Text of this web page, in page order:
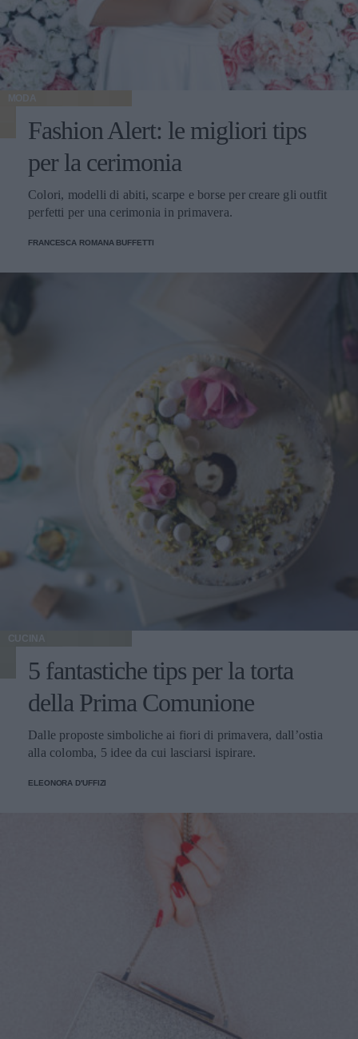
MODA
Fashion Alert: le migliori tips
per la cerimonia
Colori, modelli di abiti, scarpe e borse per creare gli outfit
perfetti per una cerimonia in primavera.
FRANCESCA ROMANA BUFFETTI
CUCINA
5 fantastiche tips per la torta
della Prima Comunione
Dalle proposte simboliche ai fiori di primavera, dall’ostia
alla colomba, 5 idee da cui lasciarsi ispirare.
ELEONORA D'UFFIZI